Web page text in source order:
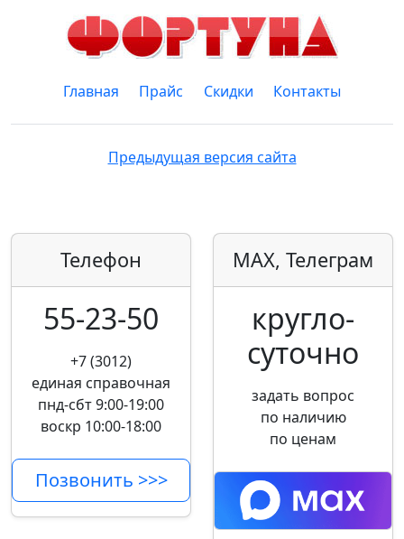
Главная Прайс Скидки Контакты
Предыдущая версия сайта
Телефон
55-23-50
+7 (3012)
единая справочная
пнд-сбт 9:00-19:00
воскр 10:00-18:00
Позвонить >>>
MAX, Телеграм
кругло­
суточно
задать вопрос
по наличию
по ценам